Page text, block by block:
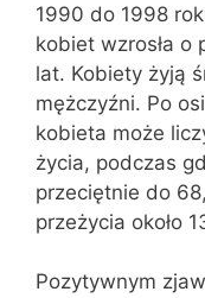
1990 do 1998
kobiet wzrosła o
lat. Kobiety żyją
mężczyźni. Po
kobieta może
życia, podczas
przeciętnie do
przeżycia około
Pozytywnym